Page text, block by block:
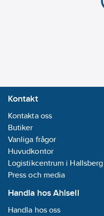
Kontakt
Kontakta oss
Butiker
Vanliga frågor
Huvudkontor
Logistikcentrum i
Press och media
Handla hos Ahlsell
Handla hos oss